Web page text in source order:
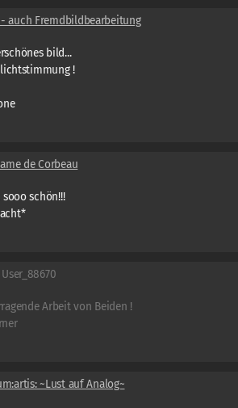
- auch Fremdbildbearbeitung
bild...
lichtstimmung !
de Corbeau
sooo schön!!!
User_88670
Arbeit von Beiden !
~Lust auf Analog~